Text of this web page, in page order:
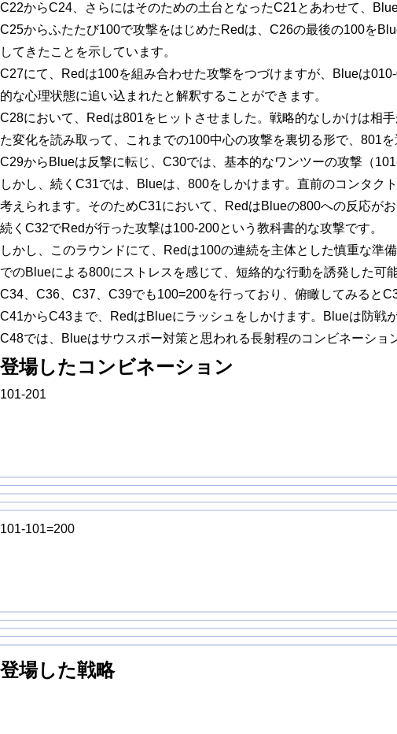
C22からC24 、さらにはそのための土台となったC21とあわせて、
C25からふたたび100で攻撃をはじめたRedは、 C26の最後の100を
してきたことを示しています。
C27にて、Redは100を組み合わせた攻撃をつづけますが、Blueは
的な心理状態に追い込まれたと解釈することができます。
C28において、Redは801をヒットさせました。戦略的なしかけは相
た変化を読み取って、これまでの100中心の攻撃を裏切る形で、 801
C29からBlueは反撃に転じ、 C30では、基本的なワンツーの攻撃（
しかし、続く C31では、Blueは、 800をしかけます。直前のコンタク
考えられます。そのためC31において、RedはBlueの800への反応が
続く C32でRedが行った攻撃は100-200という教科書的な攻撃です。
しかし、このラウンドにて、Redは100の連続を主体とした慎重な準
でのBlueによる800にストレスを感じて、短絡的な行動を誘発した可
C34
C36 C37 C39でも100=200を行っており、俯瞰してみると
C41からC43まで、RedはBlueにラッシュをしかけます。Blueは防戦
C48では、Blueはサウスポー対策と思われる長射程のコンビネーショ
登場したコンビネーション
101-201
101-101=200
登場した戦略